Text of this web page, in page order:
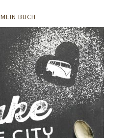
MEIN BUCH